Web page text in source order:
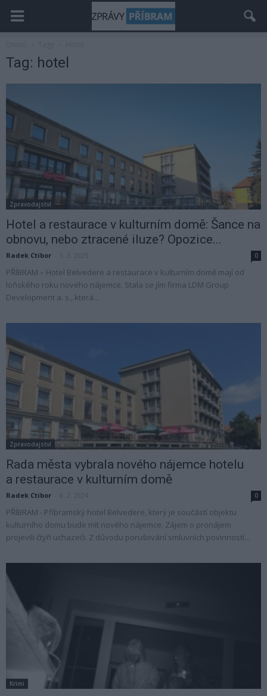
Tag: hotel
Zpravodajství
Hotel a restaurace v kulturním domě: Šance na
obnovu, nebo ztracené iluze? Opozice...
Radek Ctibor 0
PŘÍBRAM – Hotel Belvedere a restaurace v kulturním domě mají od
loňského roku nového nájemce. Stala se jím firma LDM Group
Development a. s., která...
Zpravodajství
Rada města vybrala nového nájemce hotelu
a restaurace v kulturním domě
Radek Ctibor 0
PŘÍBRAM - Příbramský hotel Belvedere, který je součástí objektu
kulturního domu bude mít nového nájemce. Zájem o pronájem
projevili čtyři uchazeči. Z důvodu porušování smluvních povinností...
Krimi